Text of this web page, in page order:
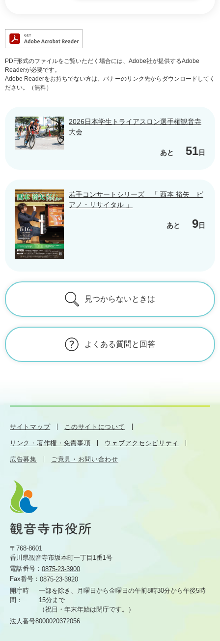
PDF形式のファイルをご覧いただく場合には、Adobe社が提供するAdobe
Readerが必要です。
Adobe Readerをお持ちでない方は、バナーのリンク先からダウンロードしてく
ださい。（無料）
2026日本学生トライアスロン選手権観音寺
大会
あと 51日
若手コンサートシリーズ 「 西本 裕矢 ピ
アノ・リサイタル 」
あと 9日
見つからないときは
よくある質問と回答
サイトマップ このサイトについて
リンク・著作権・免責事項 ウェブアクセシビリティ
広告募集 ご意見・お問い合わせ
〒768-8601
香川県観音寺市坂本町一丁目1番1号
電話番号： 0875-23-3900
Fax番号： 0875-23-3920
開庁時
間：
一部を除き、月曜日から金曜日の午前8時30分から午後5時
15分まで
（祝日・年末年始は閉庁です。）
法人番号8000020372056